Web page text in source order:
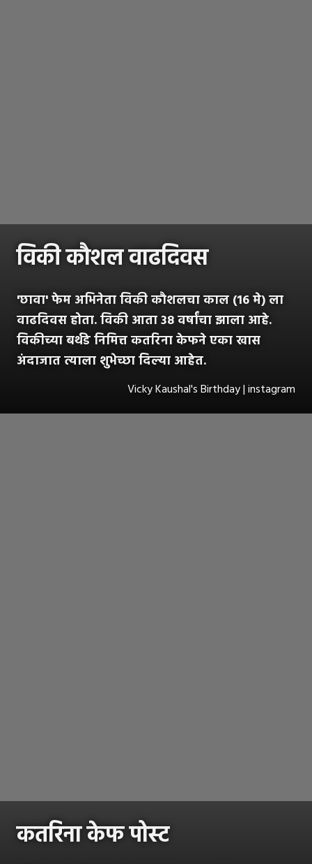
विकी कौशल वाढदिवस
'छावा' फेम अभिनेता विकी कौशलचा काल (16 मे) ला
वाढदिवस होता. विकी आता 38 वर्षांचा झाला आहे.
विकीच्या बर्थडे निमित्त कतरिना केफने एका खास
अंदाजात त्याला शुभेच्छा दिल्या आहेत.
Vicky Kaushal's Birthday | instagram
कतरिना केफ पोस्ट